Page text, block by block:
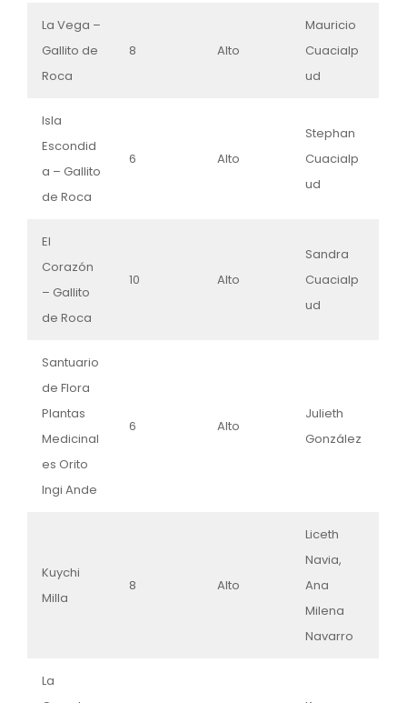
La Vega –
Gallito de
Roca
8 Alto
Mauricio
Cuacialp
ud
Isla
Escondid
a – Gallito
de Roca
6 Alto
Stephan
Cuacialp
ud
El
Corazón
– Gallito
de Roca
10 Alto
Sandra
Cuacialp
ud
Santuario
de Flora
Plantas
Medicinal
es Orito
Ingi Ande
6 Alto
Julieth
González
Kuychi
Milla
8 Alto
Liceth
Navia,
Ana
Milena
Navarro
La